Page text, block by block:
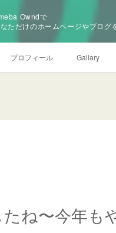
Owndで
ただけのホームページやブログ
プロフィール Gallary
ね〜今年も